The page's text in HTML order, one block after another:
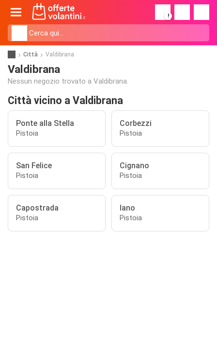
!
Città Valdibrana
Valdibrana
Nessun negozio trovato a Valdibrana.
Città vicino a Valdibrana
Ponte alla Stella
Pistoia
Corbezzi
Pistoia
San Felice
Pistoia
Cignano
Pistoia
Capostrada
Pistoia
Iano
Pistoia